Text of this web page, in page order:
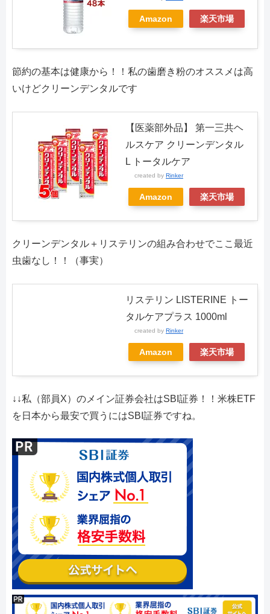
Amazon 楽天市場
節約の基本は健康から！！私の歯磨き粉のオススメは高
いけどクリーンデンタルです
【医薬部外品】 第一三共ヘ
ルスケア クリーンデンタル
L トータルケア
created by Rinker
Amazon 楽天市場
クリーンデンタル＋リステリンの組み合わせでここ最近
虫歯なし！！（事実）
リステリン LISTERINE トー
タルケアプラス 1000ml
created by Rinker
Amazon 楽天市場
↓↓私（部員X）のメイン証券会社はSBI証券！！米株ETF
を日本から最安で買うにはSBI証券ですね。